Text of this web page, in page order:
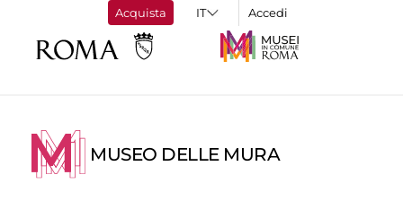
Acquista Accedi
MUSEO DELLE MURA